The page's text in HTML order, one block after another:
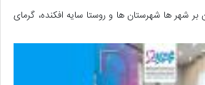
بر شهر ها شهرستان ها و روستا سایه افکنده، گرمای